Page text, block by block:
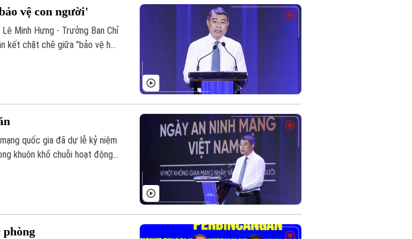
vệ con người'
Minh Hưng - Trưởng Ban Chỉ
kết chặt chẽ giữa "bảo vệ hệ
quốc gia đã dự lễ kỷ niệm
khuôn khổ chuỗi hoạt động
phòng